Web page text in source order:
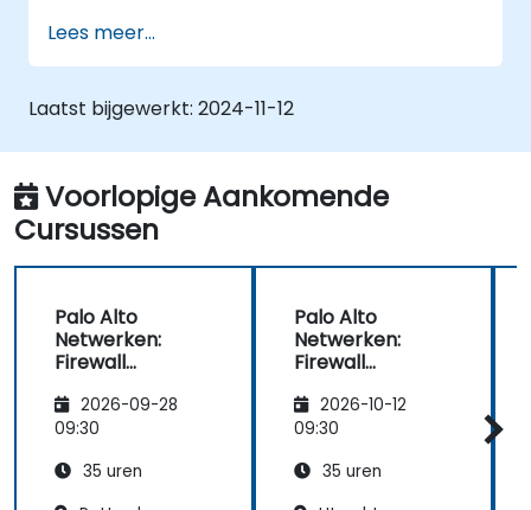
Het toepassen van strategieën ter
voorkoming van bedreigingen.
Het monitoren van netwerkbedreigingen
en -verkeer.
Lees meer...
Laatst bijgewerkt: 2024-11-12
Voorlopige Aankomende
Cursussen
Palo Alto
Netwerken:
Firewall
Configuratie en
Beheer
2026-09-28
09:30
35 uren
Palo Alto
Netwerken:
Firewall
Configuratie en
Beheer
2026-10-12
09:30
35 uren